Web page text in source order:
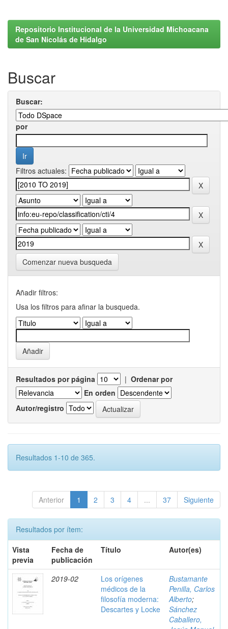
Repositorio Institucional de la Universidad Michoacana
de San Nicolás de Hidalgo
Buscar
Buscar:
por
Filtros actuales:
Comenzar nueva busqueda
Añadir filtros:
Usa los filtros para afinar la busqueda.
Resultados por página | Ordenar por
En orden
Autor/registro
Resultados 1-10 de 365.
Anterior 1 2 3 4 ... 37 Siguiente
Resultados por ítem:
Vista
previa
Fecha de
publicación
Título Autor(es)
2019-02
Los orígenes
médicos de la
filosofía moderna:
Descartes y Locke
Bustamante
Penilla, Carlos
Alberto;
Sánchez
Caballero,